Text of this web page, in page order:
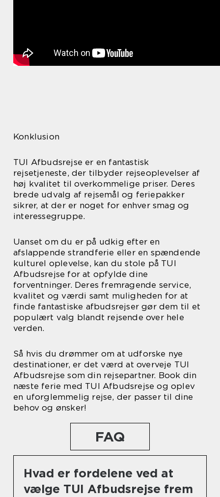
Konklusion
TUI Afbudsrejse er en fantastisk
rejsetjeneste, der tilbyder rejseoplevelser af
høj kvalitet til overkommelige priser. Deres
brede udvalg af rejsemål og feriepakker
sikrer, at der er noget for enhver smag og
interessegruppe.
Uanset om du er på udkig efter en
afslappende strandferie eller en spændende
kulturel oplevelse, kan du stole på TUI
Afbudsrejse for at opfylde dine
forventninger. Deres fremragende service,
kvalitet og værdi samt muligheden for at
finde fantastiske afbudsrejser gør dem til et
populært valg blandt rejsende over hele
verden.
Så hvis du drømmer om at udforske nye
destinationer, er det værd at overveje TUI
Afbudsrejse som din rejsepartner. Book din
næste ferie med TUI Afbudsrejse og oplev
en uforglemmelig rejse, der passer til dine
behov og ønsker!
FAQ
Hvad er fordelene ved at
vælge TUI Afbudsrejse frem